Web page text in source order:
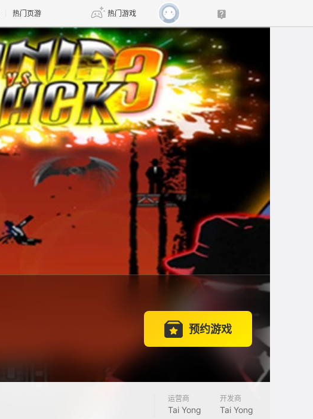
热门页游 热门游戏
魔兽 DNF 传奇4
天堂 剑网3旗舰版 新天龙八部
王权与自由 诛仙世界 新仙侠5
预约游戏
运营商
Tai Yong
开发商
Tai Yong